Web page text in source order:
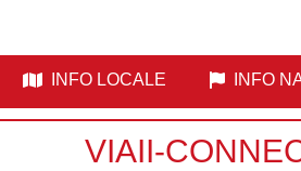
INFO LOCALE INFO
VIAII-